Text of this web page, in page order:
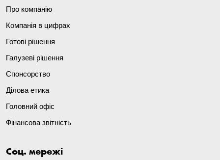
Про компанію
Компанія в цифрах
Готові рішення
Галузеві рішення
Спонсорство
Ділова етика
Головний офіс
Фінансова звітність
Соц. мережі